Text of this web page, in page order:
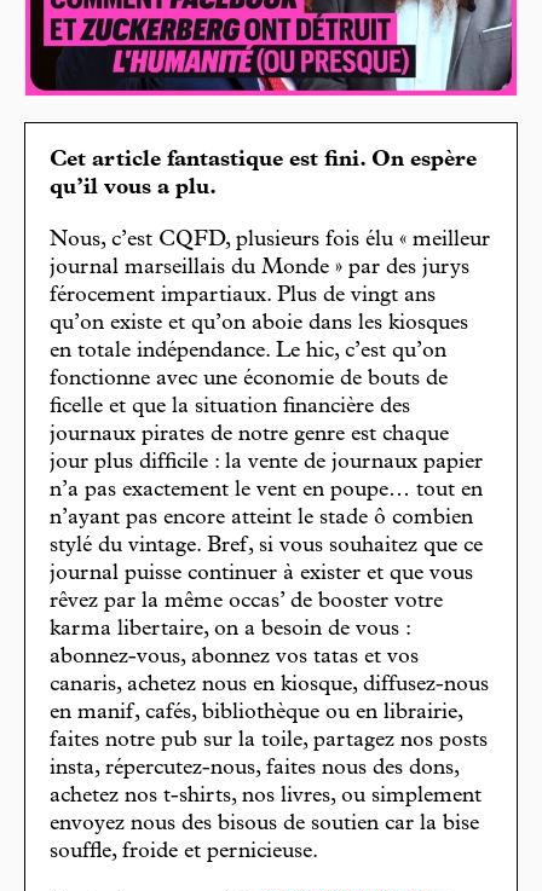
Cet article fantastique est fini. On espère
qu’il vous a plu.
Nous, c’est CQFD, plusieurs fois élu « meilleur
journal marseillais du Monde » par des jurys
férocement impartiaux. Plus de vingt ans
qu’on existe et qu’on aboie dans les kiosques
en totale indépendance. Le hic, c’est qu’on
fonctionne avec une économie de bouts de
ficelle et que la situation financière des
journaux pirates de notre genre est chaque
jour plus difficile : la vente de journaux papier
n’a pas exactement le vent en poupe… tout en
n’ayant pas encore atteint le stade ô combien
stylé du vintage. Bref, si vous souhaitez que ce
journal puisse continuer à exister et que vous
rêvez par la même occas’ de booster votre
karma libertaire, on a besoin de vous :
abonnez-vous, abonnez vos tatas et vos
canaris, achetez nous en kiosque, diffusez-nous
en manif, cafés, bibliothèque ou en librairie,
faites notre pub sur la toile, partagez nos posts
insta, répercutez-nous, faites nous des dons,
achetez nos t-shirts, nos livres, ou simplement
envoyez nous des bisous de soutien car la bise
souffle, froide et pernicieuse.